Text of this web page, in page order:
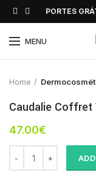
PORTES
MENUClick to
Home
Caudalie
47.00€